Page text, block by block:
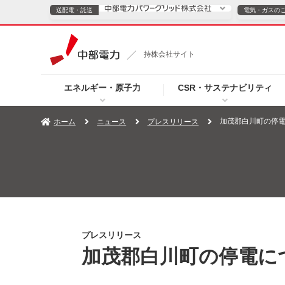
持株会社サイト
エネルギー・原子力 CSR・サステナビリティ
送配電・託送
TOPページへ ご案内
電気・ガスの
電気・ガスのご契約
TOPページへ 個人のお
ホーム ニュース プレスリリース 加茂郡白川町の停
プレスリリース
加茂郡白川町の停電に